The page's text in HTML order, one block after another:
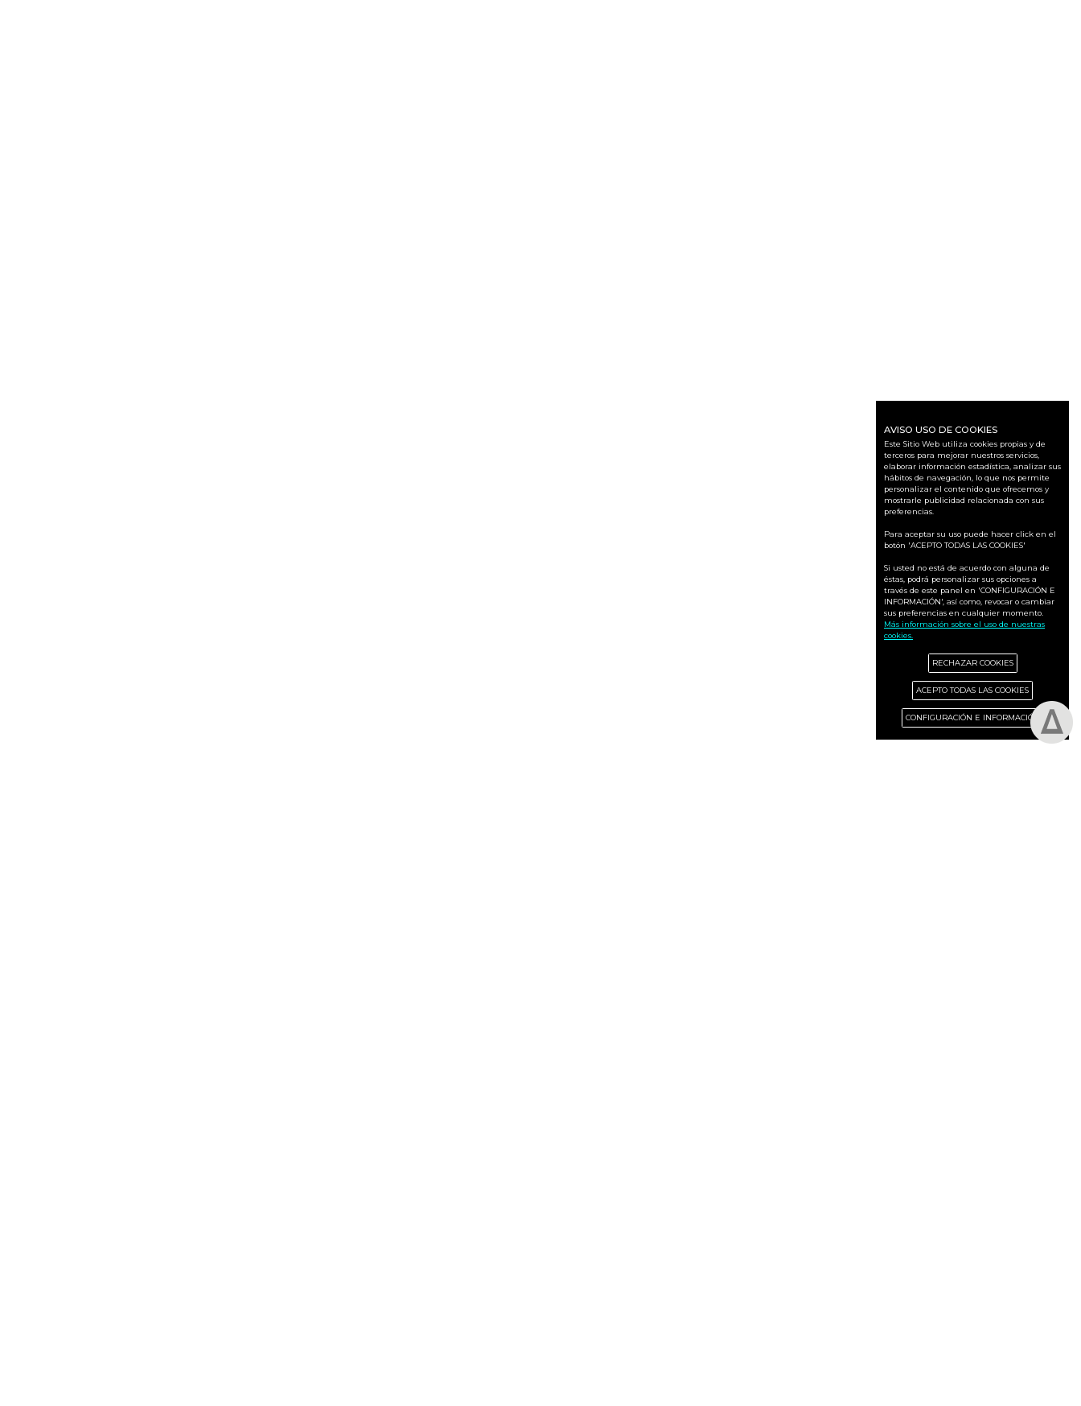
AVISO USO DE COOKIES
Este Sitio Web utiliza cookies propias y de
terceros para mejorar nuestros servicios,
elaborar información estadística, analizar sus
hábitos de navegación, lo que nos permite
personalizar el contenido que ofrecemos y
mostrarle publicidad relacionada con sus
preferencias.
Para aceptar su uso puede hacer click en el
botón 'ACEPTO TODAS LAS COOKIES'
Si usted no está de acuerdo con alguna de
éstas, podrá personalizar sus opciones a
través de este panel en 'CONFIGURACIÓN E
INFORMACIÓN', así como, revocar o cambiar
sus preferencias en cualquier momento.
Más información sobre el uso de nuestras
cookies.
RECHAZAR COOKIES
ACEPTO TODAS LAS COOKIES
CONFIGURACIÓN E INFORMACIÓN